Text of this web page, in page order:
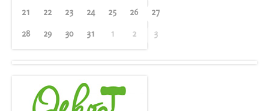
21 22 23 24 25 26 27
28 29 30 31 1 2 3